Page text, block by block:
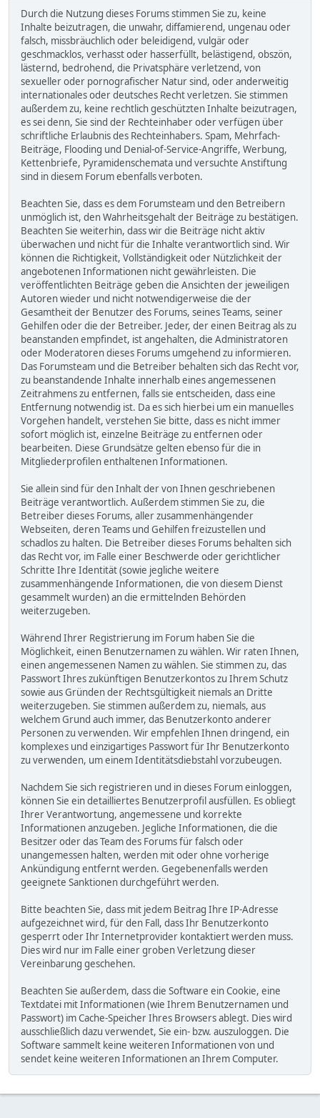
Durch die Nutzung dieses Forums stimmen Sie zu, keine
Inhalte beizutragen, die unwahr, diffamierend, ungenau oder
falsch, missbräuchlich oder beleidigend, vulgär oder
geschmacklos, verhasst oder hasserfüllt, belästigend, obszön,
lästernd, bedrohend, die Privatsphäre verletzend, von
sexueller oder pornografischer Natur sind, oder anderweitig
internationales oder deutsches Recht verletzen. Sie stimmen
außerdem zu, keine rechtlich geschützten Inhalte beizutragen,
es sei denn, Sie sind der Rechteinhaber oder verfügen über
schriftliche Erlaubnis des Rechteinhabers. Spam, Mehrfach-
Beiträge, Flooding und Denial-of-Service-Angriffe, Werbung,
Kettenbriefe, Pyramidenschemata und versuchte Anstiftung
sind in diesem Forum ebenfalls verboten.
Beachten Sie, dass es dem Forumsteam und den Betreibern
unmöglich ist, den Wahrheitsgehalt der Beiträge zu bestätigen.
Beachten Sie weiterhin, dass wir die Beiträge nicht aktiv
überwachen und nicht für die Inhalte verantwortlich sind. Wir
können die Richtigkeit, Vollständigkeit oder Nützlichkeit der
angebotenen Informationen nicht gewährleisten. Die
veröffentlichten Beiträge geben die Ansichten der jeweiligen
Autoren wieder und nicht notwendigerweise die der
Gesamtheit der Benutzer des Forums, seines Teams, seiner
Gehilfen oder die der Betreiber. Jeder, der einen Beitrag als zu
beanstanden empfindet, ist angehalten, die Administratoren
oder Moderatoren dieses Forums umgehend zu informieren.
Das Forumsteam und die Betreiber behalten sich das Recht vor,
zu beanstandende Inhalte innerhalb eines angemessenen
Zeitrahmens zu entfernen, falls sie entscheiden, dass eine
Entfernung notwendig ist. Da es sich hierbei um ein manuelles
Vorgehen handelt, verstehen Sie bitte, dass es nicht immer
sofort möglich ist, einzelne Beiträge zu entfernen oder
bearbeiten. Diese Grundsätze gelten ebenso für die in
Mitgliederprofilen enthaltenen Informationen.
Sie allein sind für den Inhalt der von Ihnen geschriebenen
Beiträge verantwortlich. Außerdem stimmen Sie zu, die
Betreiber dieses Forums, aller zusammenhängender
Webseiten, deren Teams und Gehilfen freizustellen und
schadlos zu halten. Die Betreiber dieses Forums behalten sich
das Recht vor, im Falle einer Beschwerde oder gerichtlicher
Schritte Ihre Identität (sowie jegliche weitere
zusammenhängende Informationen, die von diesem Dienst
gesammelt wurden) an die ermittelnden Behörden
weiterzugeben.
Während Ihrer Registrierung im Forum haben Sie die
Möglichkeit, einen Benutzernamen zu wählen. Wir raten Ihnen,
einen angemessenen Namen zu wählen. Sie stimmen zu, das
Passwort Ihres zukünftigen Benutzerkontos zu Ihrem Schutz
sowie aus Gründen der Rechtsgültigkeit niemals an Dritte
weiterzugeben. Sie stimmen außerdem zu, niemals, aus
welchem Grund auch immer, das Benutzerkonto anderer
Personen zu verwenden. Wir empfehlen Ihnen dringend, ein
komplexes und einzigartiges Passwort für Ihr Benutzerkonto
zu verwenden, um einem Identitätsdiebstahl vorzubeugen.
Nachdem Sie sich registrieren und in dieses Forum einloggen,
können Sie ein detailliertes Benutzerprofil ausfüllen. Es obliegt
Ihrer Verantwortung, angemessene und korrekte
Informationen anzugeben. Jegliche Informationen, die die
Besitzer oder das Team des Forums für falsch oder
unangemessen halten, werden mit oder ohne vorherige
Ankündigung entfernt werden. Gegebenenfalls werden
geeignete Sanktionen durchgeführt werden.
Bitte beachten Sie, dass mit jedem Beitrag Ihre IP-Adresse
aufgezeichnet wird, für den Fall, dass Ihr Benutzerkonto
gesperrt oder Ihr Internetprovider kontaktiert werden muss.
Dies wird nur im Falle einer groben Verletzung dieser
Vereinbarung geschehen.
Beachten Sie außerdem, dass die Software ein Cookie, eine
Textdatei mit Informationen (wie Ihrem Benutzernamen und
Passwort) im Cache-Speicher Ihres Browsers ablegt. Dies wird
ausschließlich dazu verwendet, Sie ein- bzw. auszuloggen. Die
Software sammelt keine weiteren Informationen von und
sendet keine weiteren Informationen an Ihrem Computer.